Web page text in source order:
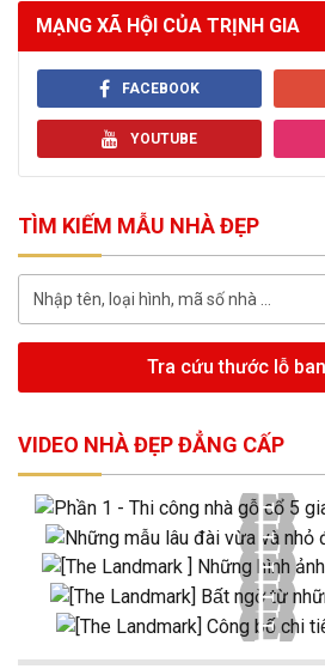
MẠNG XÃ HỘI CỦA TRỊNH GIA
FACEBOOK
YOUTUBE
TÌM KIẾM MẪU NHÀ ĐẸP
Tra cứu thước lỗ
VIDEO NHÀ ĐẸP ĐẲNG CẤP